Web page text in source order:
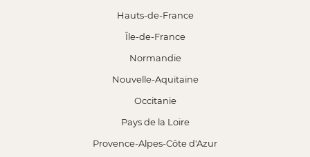
Hauts-de-France
Île-de-France
Normandie
Nouvelle-Aquitaine
Occitanie
Pays de la Loire
Provence-Alpes-Côte d'Azur